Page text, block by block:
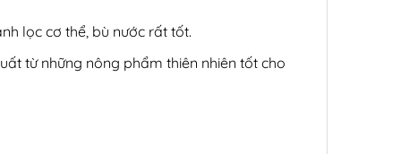
lọc cơ thể, bù nước rất tốt.
từ những nông phẩm thiên nhiên tốt cho